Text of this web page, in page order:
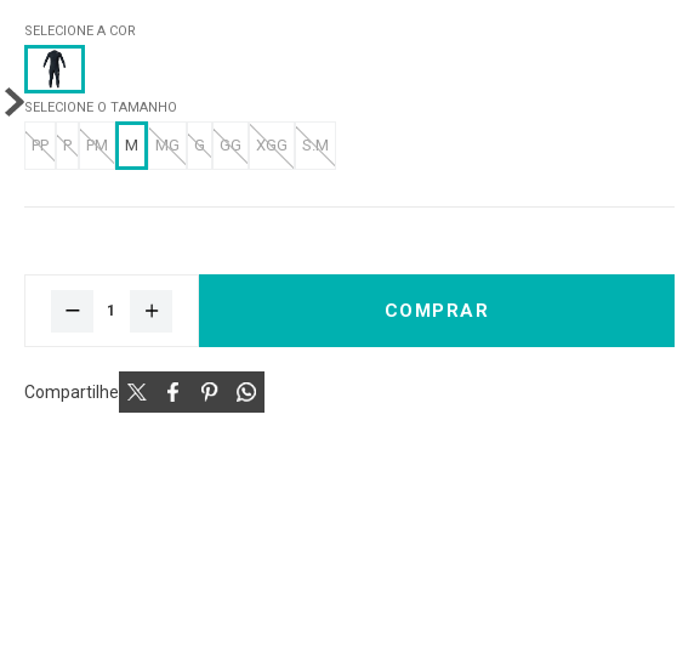
SELECIONE O TAMANHO
PP P PM M MG G GG XGG S.M
SELECIONE A COR
COMPRAR
Compartilhe